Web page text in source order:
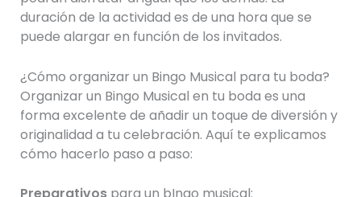
duración de la actividad es de una hora que se
puede alargar en función de los invitados.
¿Cómo organizar un Bingo Musical para tu boda?
Organizar un Bingo Musical en tu boda es una
forma excelente de añadir un toque de diversión y
originalidad a tu celebración. Aquí te explicamos
cómo hacerlo paso a paso: